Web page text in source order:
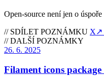
Open-source není jen o
// SDÍLET POZNÁMKU X↗
// DALŠÍ POZNÁMKY
26. 6. 2025
Filament icons package